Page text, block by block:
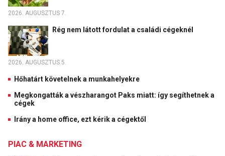
2026. AUGUSZTUS 7.
Rég nem látott fordulat a családi cégeknél
2026. AUGUSZTUS 5.
Hőhatárt követelnek a munkahelyekre
Megkongatták a vészharangot Paks miatt: így segíthetnek a
cégek
Irány a home office, ezt kérik a cégektől
PIAC & MARKETING